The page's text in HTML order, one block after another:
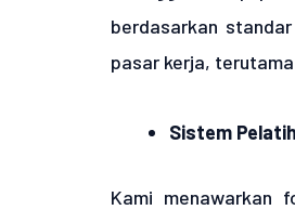
berdasarkan
pasar kerja,
Sistem
Kami menawarkan